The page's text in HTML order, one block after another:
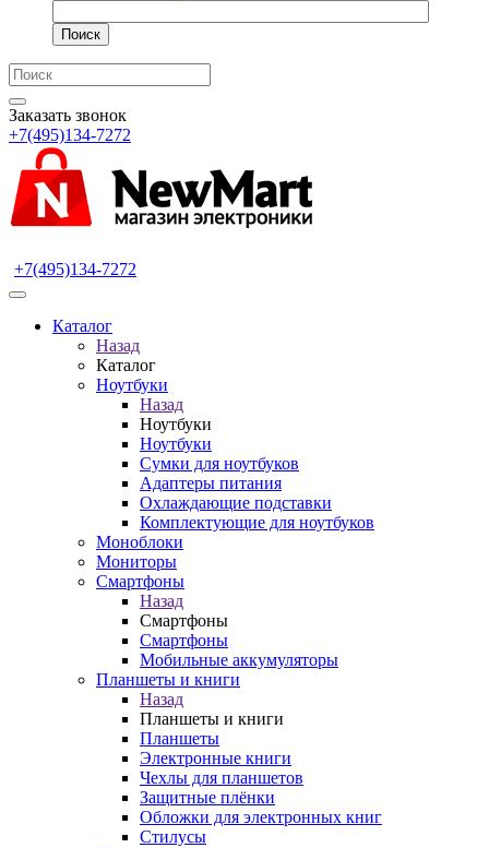
Поиск
Заказать звонок
+7(495)134-7272
+7(495)134-7272
Каталог
Назад
Каталог
Ноутбуки
Назад
Ноутбуки
Ноутбуки
Сумки для ноутбуков
Адаптеры питания
Охлаждающие подставки
Комплектующие для ноутбуков
Моноблоки
Мониторы
Смартфоны
Назад
Смартфоны
Смартфоны
Мобильные аккумуляторы
Планшеты и книги
Назад
Планшеты и книги
Планшеты
Электронные книги
Чехлы для планшетов
Защитные плёнки
Обложки для электронных книг
Стилусы